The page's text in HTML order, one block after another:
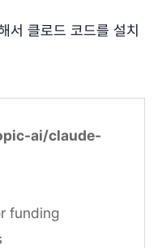
클로드 코드를 설치
ai/claude-
funding